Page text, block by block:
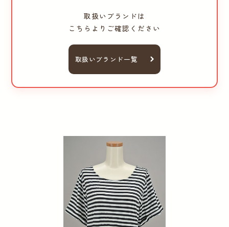
取扱いブランドは
こちらよりご確認ください
取扱いブランド一覧